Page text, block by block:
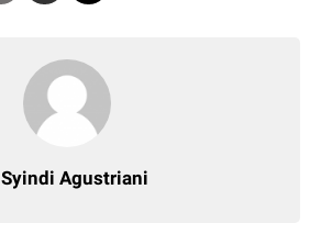
Syindi Agustriani